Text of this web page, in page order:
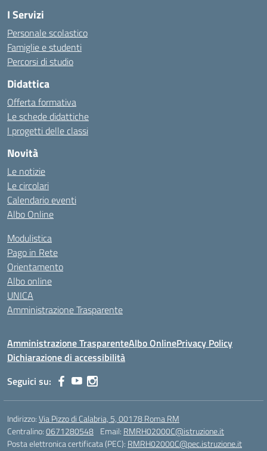
I Servizi
Personale scolastico
Famiglie e studenti
Percorsi di studio
Didattica
Offerta formativa
Le schede didattiche
I progetti delle classi
Novità
Le notizie
Le circolari
Calendario eventi
Albo Online
Modulistica
Pago in Rete
Orientamento
Albo online
UNICA
Amministrazione Trasparente
Amministrazione TrasparenteAlbo OnlinePrivacy Policy
Dichiarazione di accessibilità
Seguici su:
Indirizzo:Via Pizzo di Calabria, 5, 00178 Roma RM
Centralino:0671280548 Email: RMRH02000C@istruzione.it
Posta elettronica certificata (PEC): RMRH02000C@pec.istruzione.it